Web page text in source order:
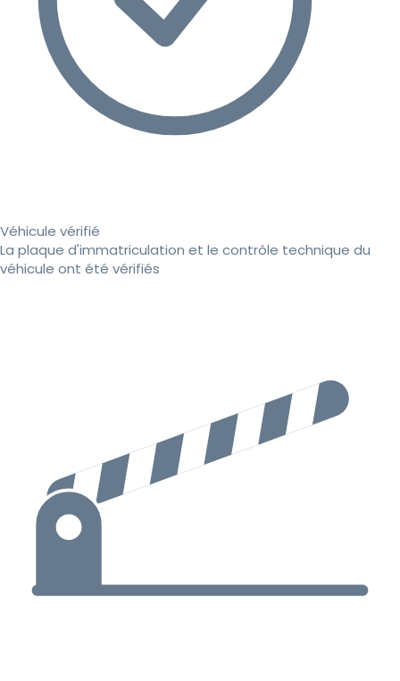
Véhicule vérifié
La plaque d'immatriculation et le contrôle technique du
véhicule ont été vérifiés